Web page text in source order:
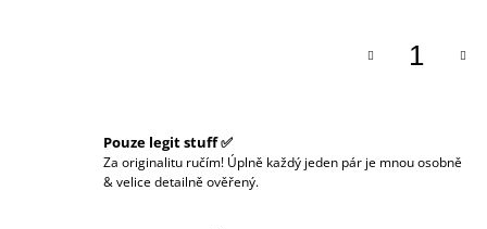
Pouze legit stuff ✅
Za originalitu ručím! Úplně každý jeden pár je mnou osobně
& velice detailně ověřený.